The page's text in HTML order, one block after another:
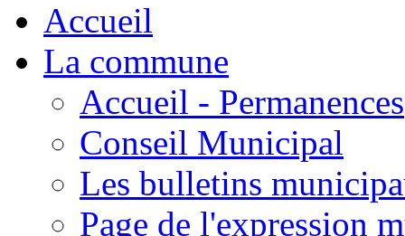
Accueil
La commune
Accueil - Permanences
Conseil Municipal
Les bulletins
Page de l'expression